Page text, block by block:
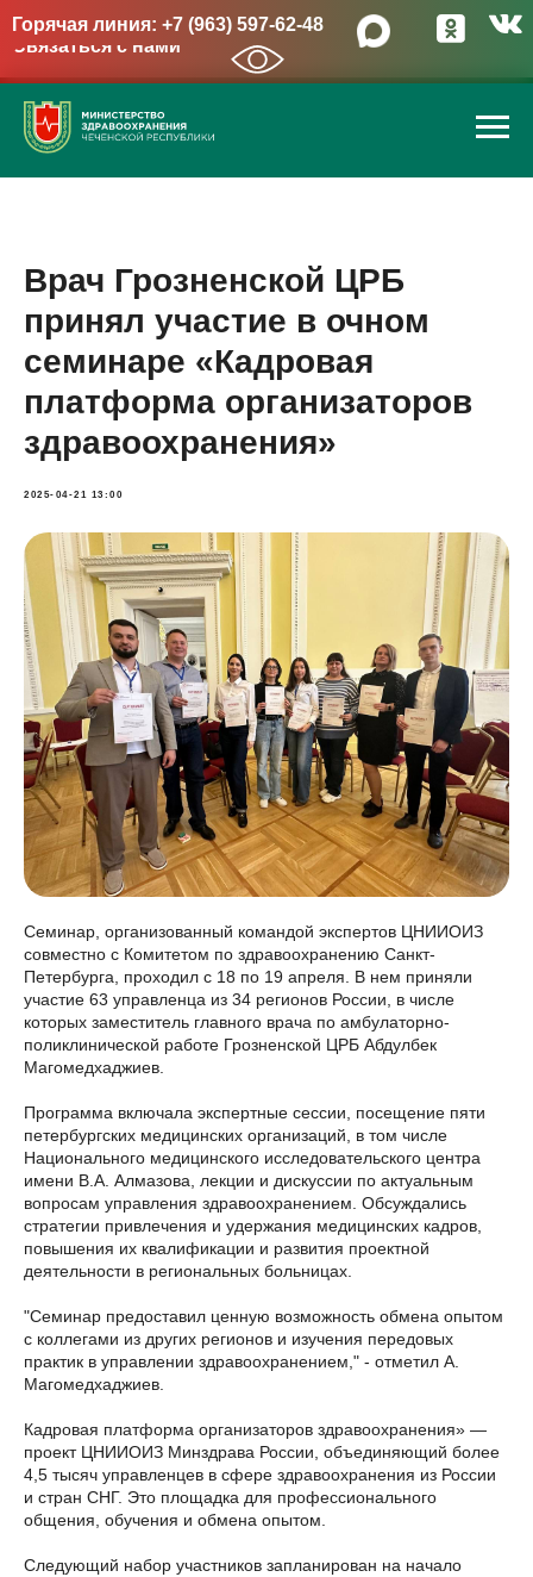
Горячая линия: +7 (963) 597-62-48
Связаться с нами
→
Врач Грозненской ЦРБ
принял участие в очном
семинаре «Кадровая
платформа организаторов
здравоохранения»
2025-04-21 13:00
Семинар, организованный командой экспертов ЦНИИОИЗ
совместно с Комитетом по здравоохранению Санкт-
Петербурга, проходил с 18 по 19 апреля. В нем приняли
участие 63 управленца из 34 регионов России, в числе
которых заместитель главного врача по амбулаторно-
поликлинической работе Грозненской ЦРБ Абдулбек
Магомедхаджиев.
Программа включала экспертные сессии, посещение пяти
петербургских медицинских организаций, в том числе
Национального медицинского исследовательского центра
имени В.А. Алмазова, лекции и дискуссии по актуальным
вопросам управления здравоохранением. Обсуждались
стратегии привлечения и удержания медицинских кадров,
повышения их квалификации и развития проектной
деятельности в региональных больницах.
"Семинар предоставил ценную возможность обмена опытом
с коллегами из других регионов и изучения передовых
практик в управлении здравоохранением," - отметил А.
Магомедхаджиев.
Кадровая платформа организаторов здравоохранения» —
проект ЦНИИОИЗ Минздрава России, объединяющий более
4,5 тысяч управленцев в сфере здравоохранения из России
и стран СНГ. Это площадка для профессионального
общения, обучения и обмена опытом.
Следующий набор участников запланирован на начало